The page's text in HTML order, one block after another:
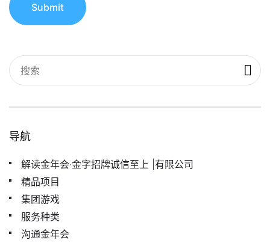
Submit
导航
解读金年会·金字招牌诚信至上 |有限公司
精品项目
集团游戏
服务种类
沟通金年会